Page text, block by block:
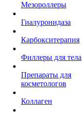
Мезороллеры
Гиалуронидаза
Карбокситерапия
Филлеры для тела
Препараты для
косметологов
Коллаген